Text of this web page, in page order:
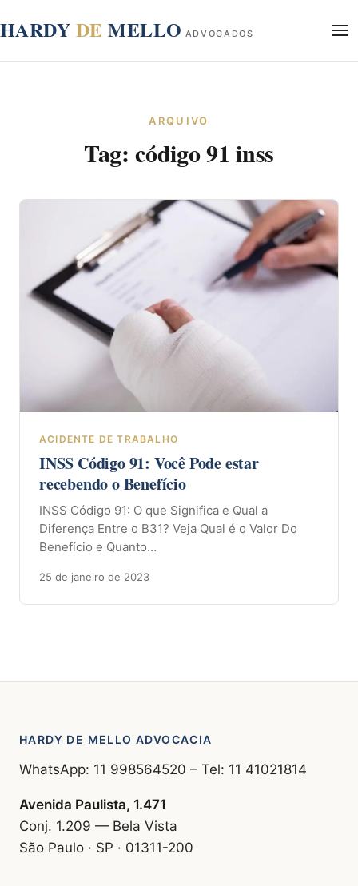
HARDY DE MELLO ADVOGADOS
ARQUIVO
Tag:código 91 inss
ACIDENTE DE TRABALHO
INSS Código 91: Você Pode estar
recebendo o Benefício
INSS Código 91: O que Significa e Qual a
Diferença Entre o B31? Veja Qual é o Valor Do
Benefício e Quanto…
25 de janeiro de 2023
HARDY DE MELLO ADVOCACIA
WhatsApp: 11 998564520 – Tel: 11 41021814
Avenida Paulista, 1.471
Conj. 1.209 — Bela Vista
São Paulo · SP · 01311-200